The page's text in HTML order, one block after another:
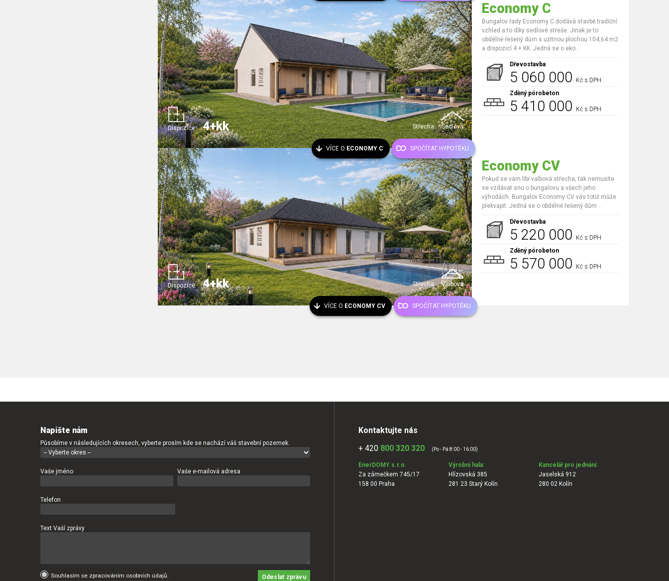
Střecha: Sedlová
Dispozice: 4+kk
Economy C
Bungalov řady Economy C dodává stavbě tradiční
vzhled a to díky sedlové střeše. Jinak je to
obdélně řešený dům s užitnou plochou 104,64 m2
a dispozicí 4 + KK. Jedná se o eko..
Dřevostavba
5 060 000
Kč s DPH
Zděný pórobeton
5 410 000 Kč s DPH
VÍCE O ECONOMY C SPOČÍTAT HYPOTÉKU
Střecha: Valbová
Dispozice: 4+kk
Economy CV
Pokud se vám líbí valbová střecha, tak nemusíte
se vzdávat snu o bungalovu a všech jeho
výhodách. Bungalov Economy CV vás totiž může
překvapit. Jedná se o obdélně řešený dům ..
Dřevostavba
5 220 000
Kč s DPH
Zděný pórobeton
5 570 000 Kč s DPH
VÍCE O ECONOMY CV SPOČÍTAT HYPOTÉKU
Napište nám
Působíme v následujících okresech, vyberte prosím kde se nachází váš stavební pozemek.
Vaše jméno Vaše e-mailová adresa
Telefon
Text Vaší zprávy
Souhlasím se zpracováním osobních údajů. Odeslat zprávu
Kontaktujte nás
+ 420 800 320 320 (Po - Pá 8:00 - 16:00)
EnerDOMY s.r.o.
Za zámečkem 745/17
158 00 Praha
Výrobní hala:
Hlízovská 385
281 23 Starý Kolín
Kancelář pro jednání:
Jaselská 912
280 02 Kolín